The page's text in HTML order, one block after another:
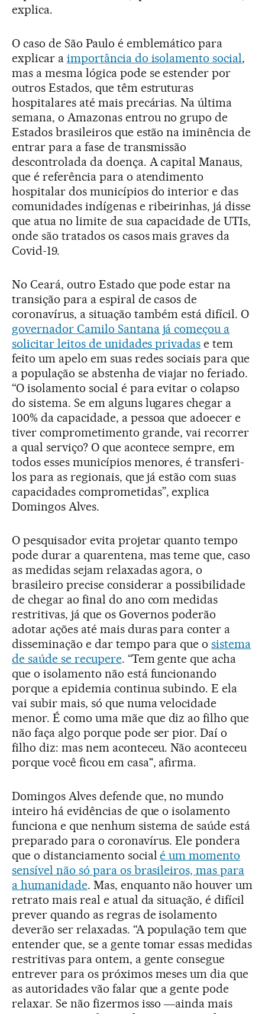
explica.
O caso de São Paulo é emblemático para
explicar a importância do isolamento social,
mas a mesma lógica pode se estender por
outros Estados, que têm estruturas
hospitalares até mais precárias. Na última
semana, o Amazonas entrou no grupo de
Estados brasileiros que estão na iminência de
entrar para a fase de transmissão
descontrolada da doença. A capital Manaus,
que é referência para o atendimento
hospitalar dos municípios do interior e das
comunidades indígenas e ribeirinhas, já disse
que atua no limite de sua capacidade de UTIs,
onde são tratados os casos mais graves da
Covid-19.
No Ceará, outro Estado que pode estar na
transição para a espiral de casos de
coronavírus, a situação também está difícil. O
governador Camilo Santana já começou a
solicitar leitos de unidades privadas e tem
feito um apelo em suas redes sociais para que
a população se abstenha de viajar no feriado.
“O isolamento social é para evitar o colapso
do sistema. Se em alguns lugares chegar a
100% da capacidade, a pessoa que adoecer e
tiver comprometimento grande, vai recorrer
a qual serviço? O que acontece sempre, em
todos esses municípios menores, é transferi-
los para as regionais, que já estão com suas
capacidades comprometidas”, explica
Domingos Alves.
O pesquisador evita projetar quanto tempo
pode durar a quarentena, mas teme que, caso
as medidas sejam relaxadas agora, o
brasileiro precise considerar a possibilidade
de chegar ao final do ano com medidas
restritivas, já que os Governos poderão
adotar ações até mais duras para conter a
disseminação e dar tempo para que osistema
de saúde se recupere. “Tem gente que acha
que o isolamento não está funcionando
porque a epidemia continua subindo. E ela
vai subir mais, só que numa velocidade
menor. É como uma mãe que diz ao filho que
não faça algo porque pode ser pior. Daí o
filho diz: mas nem aconteceu. Não aconteceu
porque você ficou em casa", afirma.
Domingos Alves defende que, no mundo
inteiro há evidências de que o isolamento
funciona e que nenhum sistema de saúde está
preparado para o coronavírus. Ele pondera
que o distanciamento socialé um momento
sensível não só para os brasileiros, mas para
a humanidade. Mas, enquanto não houver um
retrato mais real e atual da situação, é difícil
prever quando as regras de isolamento
deverão ser relaxadas. “A população tem que
entender que, se a gente tomar essas medidas
restritivas para ontem, a gente consegue
entrever para os próximos meses um dia que
as autoridades vão falar que a gente pode
relaxar. Se não fizermos isso ―ainda mais